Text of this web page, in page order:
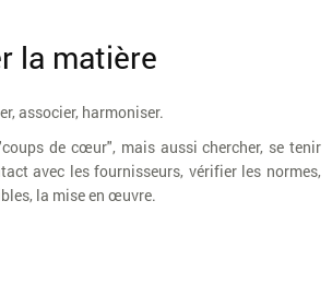
la matière
associer, harmoniser.
de cœur", mais aussi chercher, se tenir
avec les fournisseurs, vérifier les normes,
la mise en œuvre.